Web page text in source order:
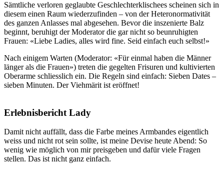
Sämtliche verloren geglaubte Geschlechterklischees scheinen sich in
diesem einen Raum wiederzufinden – von der Heteronormativität
des ganzen Anlasses mal abgesehen. Bevor die inszenierte Balz
beginnt, beruhigt der Moderator die gar nicht so beunruhigten
Frauen: «Liebe Ladies, alles wird fine. Seid einfach euch selbst!»
Nach einigem Warten (Moderator: «Für einmal haben die Männer
länger als die Frauen») treten die gegelten Frisuren und kultivierten
Oberarme schliesslich ein. Die Regeln sind einfach: Sieben Dates –
sieben Minuten. Der Viehmärit ist eröffnet!
Erlebnisbericht Lady
Damit nicht auffällt, dass die Farbe meines Armbandes eigentlich
weiss und nicht rot sein sollte, ist meine Devise heute Abend: So
wenig wie möglich von mir preisgeben und dafür viele Fragen
stellen. Das ist nicht ganz einfach.